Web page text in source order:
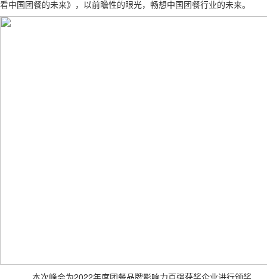
看中国团餐的未来》，以前瞻性的眼光，畅想中国团餐行业的未来。
本次峰会为2022年度团餐品牌影响力百强获奖企业进行颁奖